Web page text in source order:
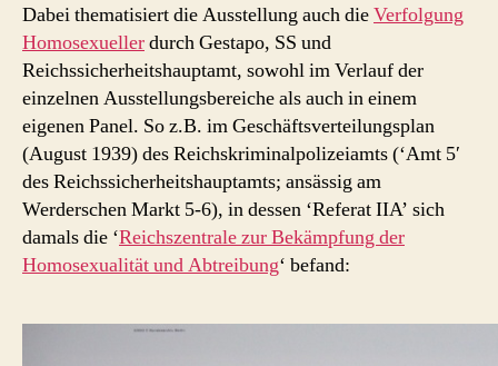
Dabei thematisiert die Ausstellung auch dieVerfolgung
Homosexuellerdurch Gestapo, SS und
Reichssicherheitshauptamt, sowohl im Verlauf der
einzelnen Ausstellungsbereiche als auch in einem
eigenen Panel. So z.B. im Geschäftsverteilungsplan
(August 1939) des Reichskriminalpolizeiamts (‘Amt 5′
des Reichssicherheitshauptamts; ansässig am
Werderschen Markt 5-6), in dessen ‘Referat IIA’ sich
damals die ‘Reichszentrale zur Bekämpfung der
Homosexualität und Abtreibung‘ befand: